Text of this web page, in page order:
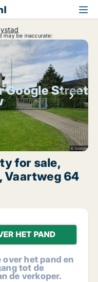
may be inaccurate:
Google Street
for sale,
Vaartweg 64
HET PAND
over het pand en
tot de
de verkoper.